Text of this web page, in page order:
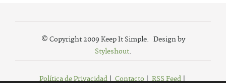
© Copyright 2009 Keep It Simple. Design by
Styleshout.
Política de Privacidad| Contacto| RSS Feed|